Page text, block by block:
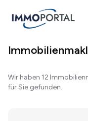
Wir haben 12
für Sie gefunden.